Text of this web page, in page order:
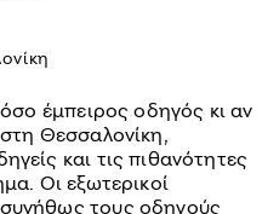
έμπειρος οδηγός κι αν
Θεσσαλονίκη,
και τις πιθανότητες
Οι εξωτερικοί
τους οδηγούς